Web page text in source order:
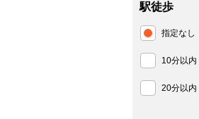
駅徒歩
指定なし
10分以内
20分以内